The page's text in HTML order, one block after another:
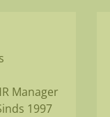
Manager
1997